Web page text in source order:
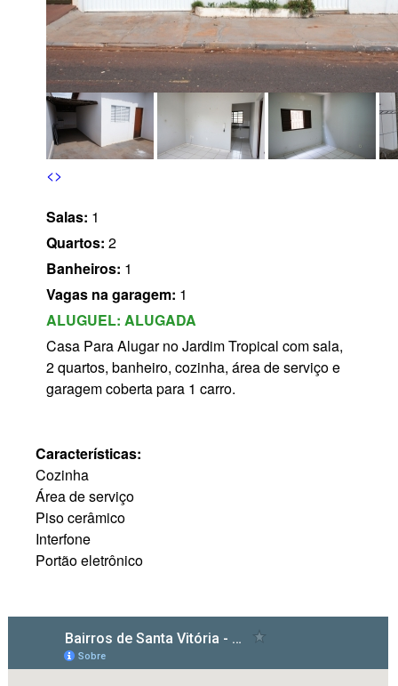
<>
Salas: 1
Quartos: 2
Banheiros: 1
Vagas na garagem: 1
ALUGUEL: ALUGADA
Casa Para Alugar no Jardim Tropical com sala,
2 quartos, banheiro, cozinha, área de serviço e
garagem coberta para 1 carro.
Características:
Cozinha
Área de serviço
Piso cerâmico
Interfone
Portão eletrônico